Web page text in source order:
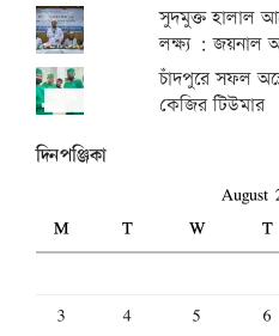
সুদমুক্ত হালাল
লক্ষ্য : জয়নাল
চাঁদপুরে সফল
কেজির টিউমার
দিনপঞ্জিকা
August
M
T W T
3
4 5 6